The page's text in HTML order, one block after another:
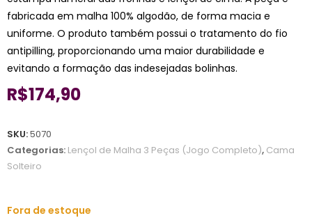
fabricada em malha 100% algodão, de forma macia e
uniforme. O produto também possui o tratamento do fio
antipilling, proporcionando uma maior durabilidade e
evitando a formação das indesejadas bolinhas.
R$174,90
SKU:5070
Categorias: Lençol de Malha 3 Peças (Jogo Completo), Cama
Solteiro
Fora de estoque